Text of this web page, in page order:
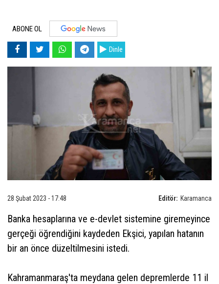
ABONE OL
Dinle
Editör: Karamanca
28 Şubat 2023 - 17:48
Banka hesaplarına ve e-devlet sistemine giremeyince
gerçeği öğrendiğini kaydeden Ekşici, yapılan hatanın
bir an önce düzeltilmesini istedi.
Kahramanmaraş'ta meydana gelen depremlerde 11 il